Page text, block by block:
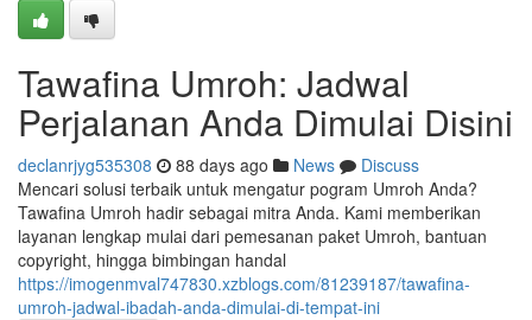
Tawafina Umroh: Jadwal
Perjalanan Anda Dimulai Disini
declanrjyg535308 88 days ago News
Discuss
Mencari solusi terbaik untuk mengatur pogram Umroh Anda?
Tawafina Umroh hadir sebagai mitra Anda. Kami memberikan
layanan lengkap mulai dari pemesanan paket Umroh, bantuan
copyright, hingga bimbingan handal
https://imogenmval747830.xzblogs.com/81239187/tawafina-
umroh-jadwal-ibadah-anda-dimulai-di-tempat-ini